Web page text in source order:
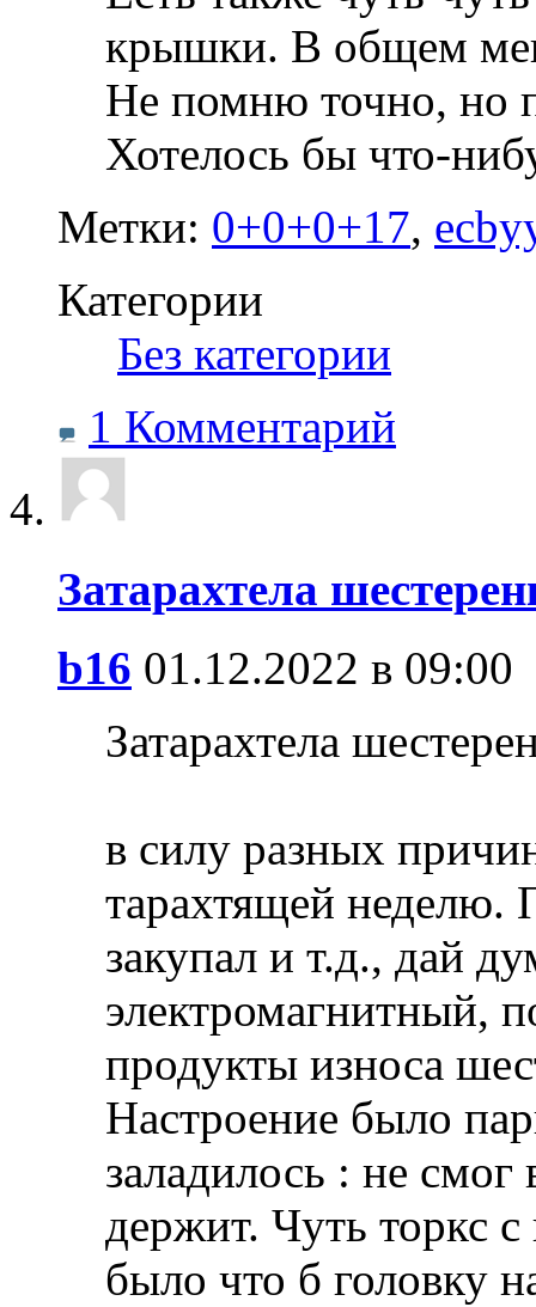
крышки. В общем
Не помню точно, но
Хотелось бы что-
Метки: 0+0+0+17,
Категории
Без категории
1 Комментарий
Затарахтела
b16 01.12.2022 в 09:00
Затарахтела
в силу разных
тарахтящей неделю.
закупал и т.д., дай
электромагнитный,
продукты износа
Настроение было
заладилось : не смог
держит. Чуть торкс
было что б головку